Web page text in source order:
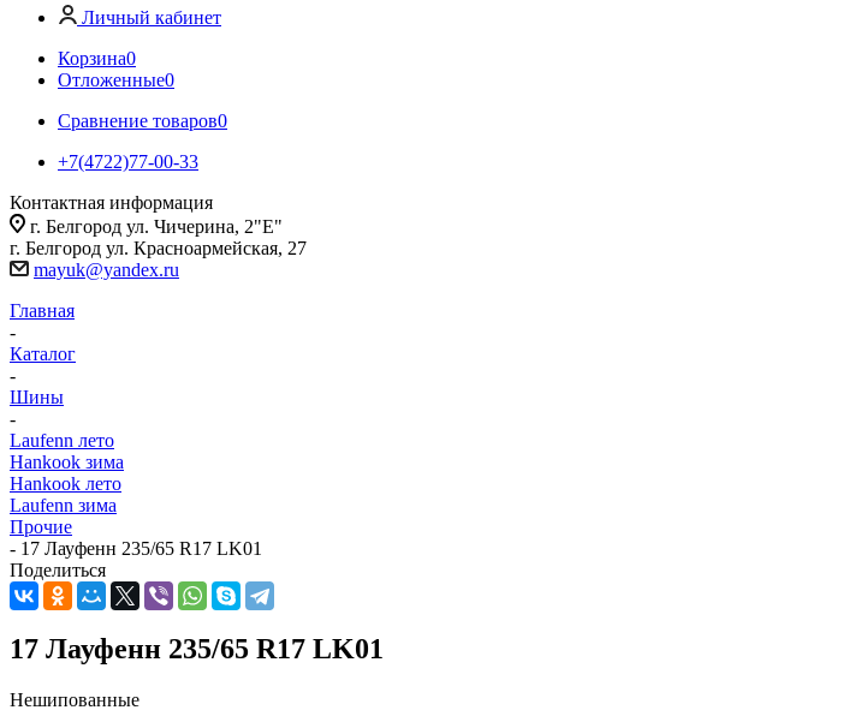
Личный кабинет
Корзина0
Отложенные0
Сравнение товаров0
+7(4722)77-00-33
Контактная информация
г. Белгород ул. Чичерина, 2"Е"
г. Белгород ул. Красноармейская, 27
mayuk@yandex.ru
Главная
-
Каталог
-
Шины
-
Laufenn лето
Hankook зима
Hankook лето
Laufenn зима
Прочие
- 17 Лауфенн 235/65 R17 LK01
Поделиться
17 Лауфенн 235/65 R17 LK01
Нешипованные